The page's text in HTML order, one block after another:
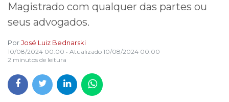
Magistrado com qualquer das partes ou
seus advogados.
PorJosé Luiz Bednarski
10/08/2024 00:00 • Atualizado 10/08/2024 00:00
2 minutos de leitura